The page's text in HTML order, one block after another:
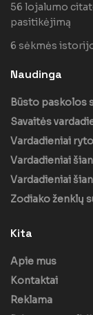
56 lojalumo
pasitikėjimą
6 sėkmės
Naudinga
Būsto paskolos
Savaitės
Vardadieniai
Vardadieniai
Vardadieniai
Zodiako ženklų
Kita
Apie mus
Kontaktai
Reklama